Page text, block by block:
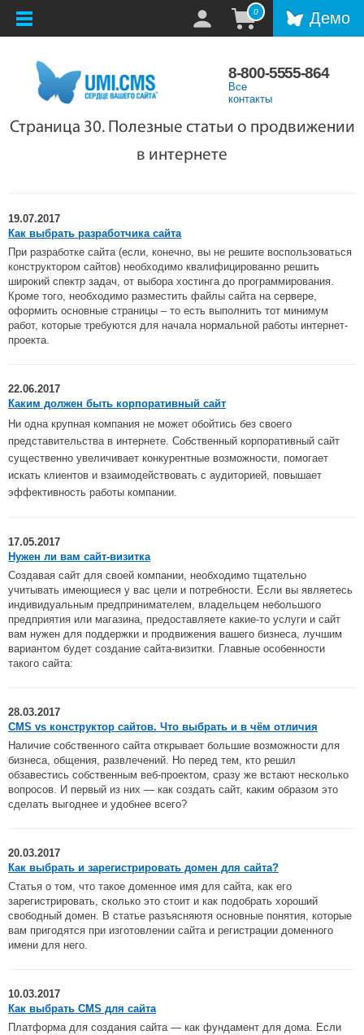
0 Демо
8-800-5555-864
Все
контакты
Страница 30. Полезные статьи о продвижении
в интернете
19.07.2017
Как выбрать разработчика сайта
При разработке сайта (если, конечно, вы не решите воспользоваться
конструктором сайтов) необходимо квалифицированно решить
широкий спектр задач, от выбора хостинга до программирования.
Кроме того, необходимо разместить файлы сайта на сервере,
оформить основные страницы – то есть выполнить тот минимум
работ, которые требуются для начала нормальной работы интернет-
проекта.
22.06.2017
Каким должен быть корпоративный сайт
Ни одна крупная компания не может обойтись без своего
представительства в интернете. Собственный корпоративный сайт
существенно увеличивает конкурентные возможности, помогает
искать клиентов и взаимодействовать с аудиторией, повышает
эффективность работы компании.
17.05.2017
Нужен ли вам сайт-визитка
Создавая сайт для своей компании, необходимо тщательно
учитывать имеющиеся у вас цели и потребности. Если вы являетесь
индивидуальным предпринимателем, владельцем небольшого
предприятия или магазина, предоставляете какие-то услуги и сайт
вам нужен для поддержки и продвижения вашего бизнеса, лучшим
вариантом будет создание сайта-визитки. Главные особенности
такого сайта:
28.03.2017
CMS vs конструктор сайтов. Что выбрать и в чём отличия
Наличие собственного сайта открывает большие возможности для
бизнеса, общения, развлечений. Но перед тем, кто решил
обзавестись собственным веб-проектом, сразу же встают несколько
вопросов. И первый из них — как создать сайт, каким образом это
сделать выгоднее и удобнее всего?
20.03.2017
Как выбрать и зарегистрировать домен для сайта?
Статья о том, что такое доменное имя для сайта, как его
зарегистрировать, сколько это стоит и как подобрать хороший
свободный домен. В статье разъясняютя основные понятия, которые
вам пригодятся при изготовлении сайта и регистрации доменного
имени для него.
10.03.2017
Как выбрать CMS для сайта
Платформа для создания сайта — как фундамент для дома. Если